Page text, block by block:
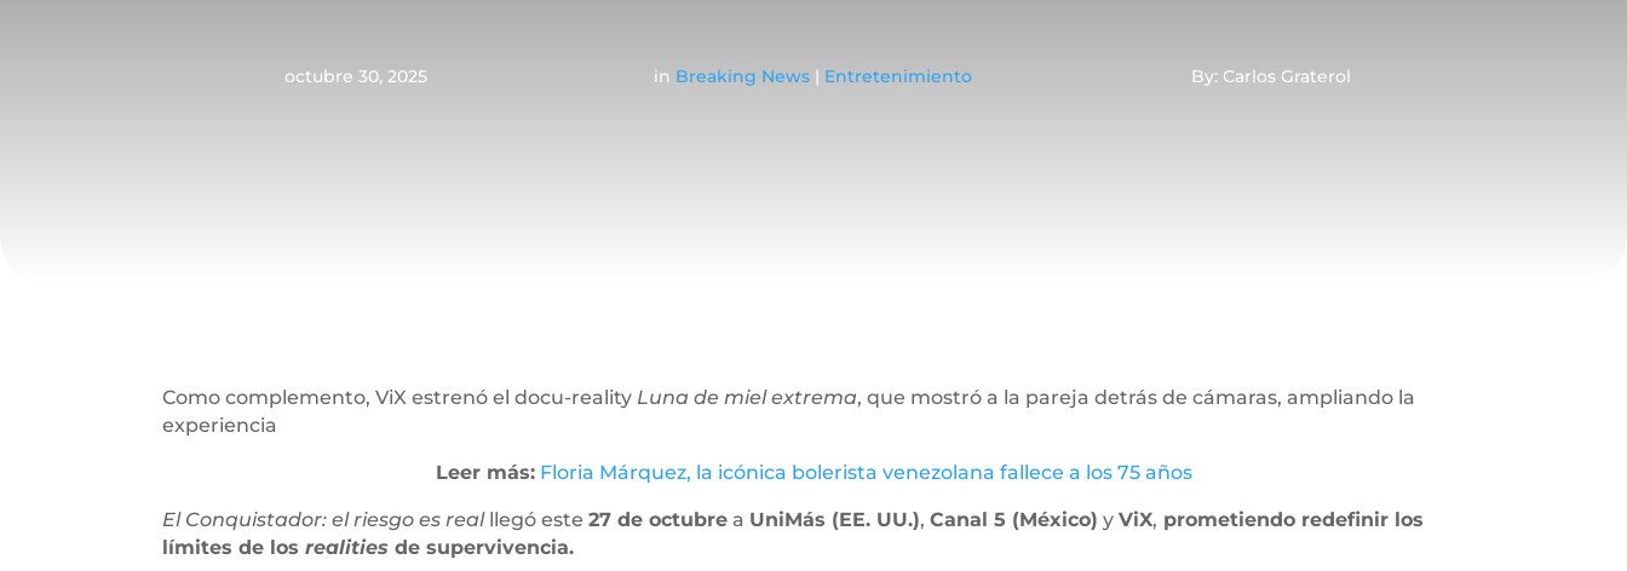
octubre 30, 2025 in Breaking News | Entretenimiento By: Carlos Graterol
Como complemento, ViX estrenó el docu-reality Luna de miel extrema, que mostró a la pareja detrás de cámaras, ampliando la
experiencia
Leer más: Floria Márquez, la icónica bolerista venezolana fallece a los 75 años
El Conquistador: el riesgo es realllegó este27 de octubre a UniMás (EE. UU.),Canal 5 (México) yViX, prometiendo redefinir los
límites de los realities de supervivencia.